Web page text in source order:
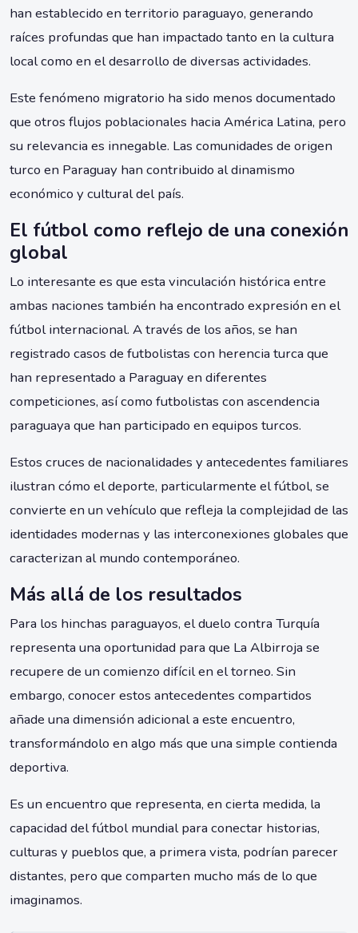
han establecido en territorio paraguayo, generando
raíces profundas que han impactado tanto en la cultura
local como en el desarrollo de diversas actividades.
Este fenómeno migratorio ha sido menos documentado
que otros flujos poblacionales hacia América Latina, pero
su relevancia es innegable. Las comunidades de origen
turco en Paraguay han contribuido al dinamismo
económico y cultural del país.
El fútbol como reflejo de una conexión
global
Lo interesante es que esta vinculación histórica entre
ambas naciones también ha encontrado expresión en el
fútbol internacional. A través de los años, se han
registrado casos de futbolistas con herencia turca que
han representado a Paraguay en diferentes
competiciones, así como futbolistas con ascendencia
paraguaya que han participado en equipos turcos.
Estos cruces de nacionalidades y antecedentes familiares
ilustran cómo el deporte, particularmente el fútbol, se
convierte en un vehículo que refleja la complejidad de las
identidades modernas y las interconexiones globales que
caracterizan al mundo contemporáneo.
Más allá de los resultados
Para los hinchas paraguayos, el duelo contra Turquía
representa una oportunidad para que La Albirroja se
recupere de un comienzo difícil en el torneo. Sin
embargo, conocer estos antecedentes compartidos
añade una dimensión adicional a este encuentro,
transformándolo en algo más que una simple contienda
deportiva.
Es un encuentro que representa, en cierta medida, la
capacidad del fútbol mundial para conectar historias,
culturas y pueblos que, a primera vista, podrían parecer
distantes, pero que comparten mucho más de lo que
imaginamos.